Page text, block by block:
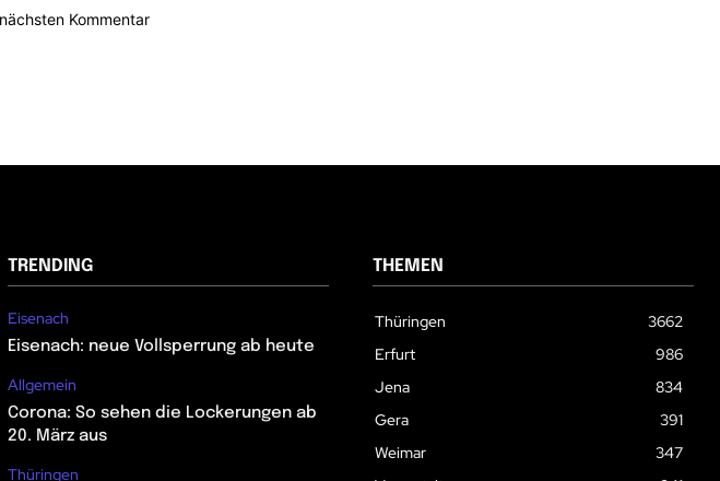
Kommentar
TRENDING
Eisenach
Eisenach: neue Vollsperrung ab heute
Allgemein
Corona: So sehen die Lockerungen ab
20. März aus
Thüringen
THEMEN
Thüringen
3662
Erfurt
986
Jena
834
Gera
391
Weimar
347